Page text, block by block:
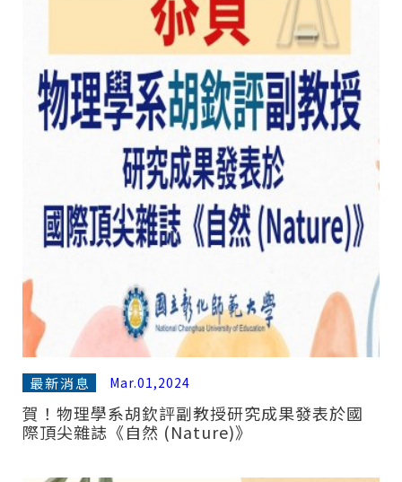
最新消息 Mar.01,2024
賀！物理學系胡欽評副教授研究成果發表於國
際頂尖雜誌《自然 (Nature)》